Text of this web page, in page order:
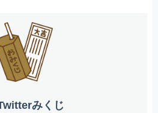
みくじ